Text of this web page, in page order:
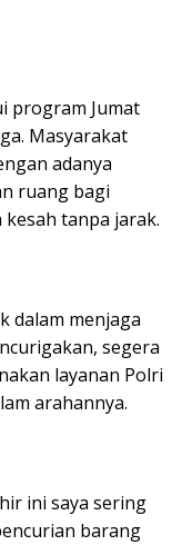
program Jumat
Masyarakat
adanya
ruang bagi
tanpa jarak.
dalam menjaga
segera
layanan Polri
arahannya.
ini saya sering
barang